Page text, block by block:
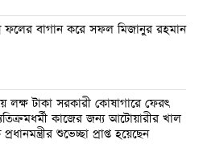
ফলের বাগান করে সফল মিজানুর রহমান
লক্ষ টাকা সরকারী কোষাগারে ফেরৎ
কাজের জন্য আটোয়ারীর খাল
শুভেচ্ছা প্রাপ্ত হয়েছেন